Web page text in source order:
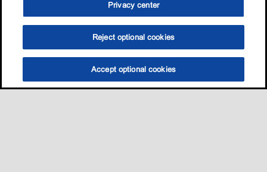
选油助手 查找门店
Privacy center
Reject optional cookies
Accept optional cookies